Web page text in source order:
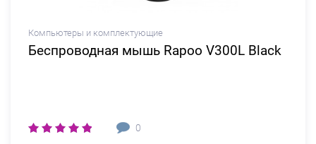
Компьютеры и комплектующие
Беспроводная мышь Rapoo V300L Black
0